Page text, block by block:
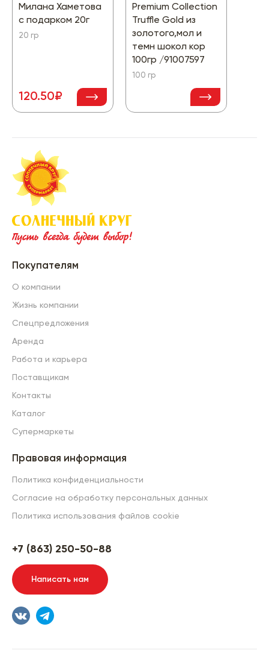
Милана Хаметова
с подарком 20г
20 гр
120.50₽
Premium Collection
Truffle Gold из
золотого,мол и
темн шокол кор
100гр /91007597
100 гр
Покупателям
О компании
Жизнь компании
Спецпредложения
Аренда
Работа и карьера
Поставщикам
Контакты
Каталог
Супермаркеты
Правовая информация
Политика конфиденциальности
Согласие на обработку персональных данных
Политика использования файлов cookie
+7 (863) 250-50-88
Написать нам